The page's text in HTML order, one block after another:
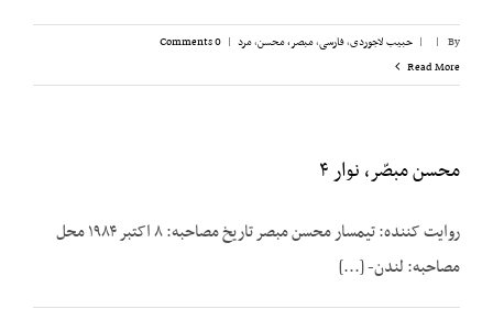
By
|
| حبیب لاجوردی,فارسی,مبصر، محسن,مرد |
0 Comments
Read More
محسن مبصّر، نوار ۴
روایت کننده: تیمسار محسن مبصر تاریخ مصاحبه: ۸ اکتبر ۱۹۸۴ محل
مصاحبه: لندن- [...]